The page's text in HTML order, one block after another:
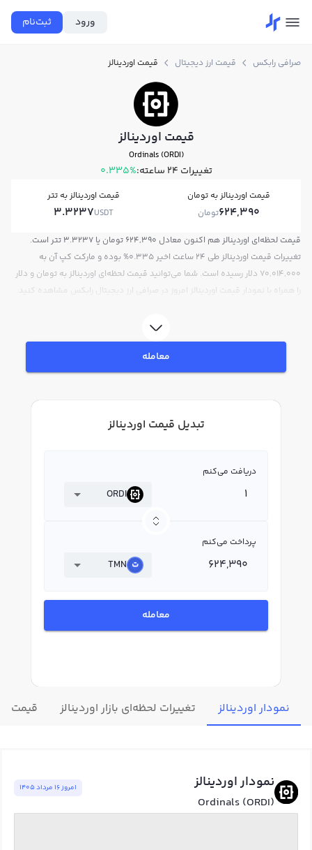
ورود ثبت‌نام
صرافی رابکس قیمت ارز دیجیتال قیمت اوردینالز
قیمت اوردینالز
Ordinals (ORDI)
تغییرات ۲۴ ساعته: 0.335%
قیمت اوردینالز به تومان
624,390تومان
قیمت اوردینالز به تتر
3.3237USDT
قیمت لحظه‌ای اوردینالز هم اکنون معادل 624,390 تومان یا 3.3237 تتر است.
تغییرات قیمت اوردینالز طی 24 ساعت اخیر 0.335% بوده و مارکت کپ آن به
70,014,000 دلار رسیده است. شما می‌توانید قیمت لحظه‌ای اوردینالز به تومان و دلار
را همراه با نمودار قیمت اوردینالز امروز در صرافی ارز دیجیتال رابکس مشاهده کنید.
معامله
تبدیل قیمت اوردینالز
دریافت می‌کنم
ORDI
پرداخت می‌کنم
TMN
معامله
نمودار اوردینالز تغییرات لحظه‌ای بازار اوردینالز قیمت
نمودار اوردینالز
Ordinals (ORDI)
امروز ١٦ مرداد ١٤٠٥